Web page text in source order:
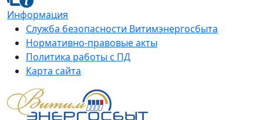
Информация
Служба безопасности Витимэнергосбыта
Нормативно-правовые акты
Политика работы с ПД
Карта сайта